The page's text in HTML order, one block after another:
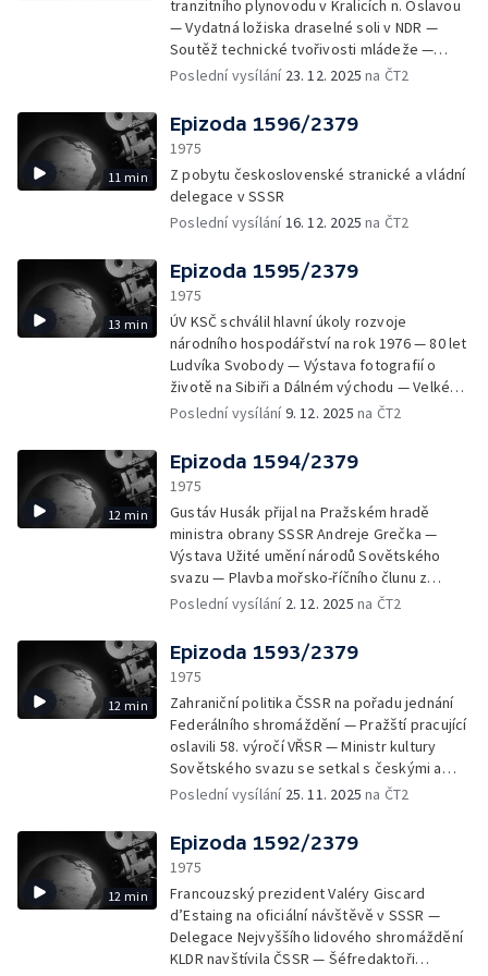
vzduchových polštářích — Cesta lodí kolem
vyšehradského tunelu — Výstava v
Náprstkově muzeu: plastiky z Mosambiku —
Dětská lední revue v Praze s Donaldem
tranzitního plynovodu v Kralicích n. Oslavou
— Vydatná ložiska draselné soli v NDR —
Soutěž technické tvořivosti mládeže —
Nový OD Prior v Žilině — Medaile Zlatá za
technické získávají vzdělání budoucí
námořní důstojníci obchodního loďstva NDR
— Výstava děl Karla Lidického v Praze —
Módní přehlídka šatů z papíru — Chov norků
a stříbrných lišek u Galanty — Vystoupení
cvičených medvědů v Moskvě
Poslední vysílání 23. 12. 2025 na ČT2
11 min
Epizoda 1596/2379
1975
Z pobytu československé stranické a vládní
delegace v SSSR
Poslední vysílání16. 12. 2025 na ČT2
13 min
Epizoda 1595/2379
1975
ÚV KSČ schválil hlavní úkoly rozvoje
národního hospodářství na rok 1976 — 80 let
Ludvíka Svobody — Výstava fotografií o
životě na Sibiři a Dálném východu — Velké
divadlo SSSR předvedlo na scéně
Národnímu umělci Karolu Plickovi udělili
Národní cenu SSR — V Praze byla otevřena
výstavní síň obchodního zastupitelství SSSR
— Nový hotel Patria na břehu Štrbského
plesa — Na křídlech deltaplánu
Poslední vysílání9. 12. 2025 na ČT2
12 min
Epizoda 1594/2379
1975
Gustáv Husák přijal na Pražském hradě
ministra obrany SSSR Andreje Grečka —
Výstava Užité umění národů Sovětského
svazu — Plavba mořsko-říčního člunu z
Bratislavy do Volgogradu s nákladem pro
budovy ústřední správy našeho úseku
plynovodu ve Volgogradu — Tradiční
volgogradský jarmark — Na staveništích
dvou z pěti kompresních stanic čs. úseku
plynovodu — Krátký život je název nového
slovensko-polského koprodukčního filmu —
Výlov rybníka Vrkoč na jižní Moravě
Poslední vysílání 2. 12. 2025 na ČT2
12 min
Epizoda 1593/2379
1975
Zahraniční politika ČSSR na pořadu jednání
Federálního shromáždění — Pražští pracující
oslavili 58. výročí VŘSR — Ministr kultury
Sovětského svazu se setkal s českými a
slovenskými umělci a novináři — Sovětská
Bondarčukem zahájila filmový měsíc
přátelství — Informační středisko tiskové
agentury Sovětského svazu APN v Praze —
Výstavu „Českí a slovenskí umelci k 30.
výročiu oslobodenia" otevřeli v
bratislavském Domu umění — Ze stavby
Bajkalsko-amurské magistrály — První
Poslední vysílání 25. 11. 2025 na ČT2
12 min
Epizoda 1592/2379
1975
Francouzský prezident Valéry Giscard
d’Estaing na oficiální návštěvě v SSSR —
Delegace Nejvyššího lidového shromáždění
KLDR navštívila ČSSR — Šéfredaktoři